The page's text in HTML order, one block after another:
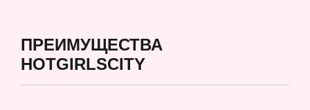
ПРЕИМУЩЕСТВА
HOTGIRLSCITY